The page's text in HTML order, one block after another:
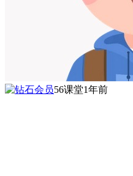
56课堂1年前